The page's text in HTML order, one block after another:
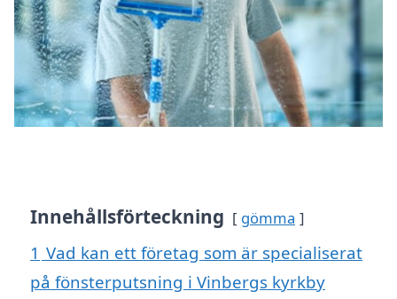
Innehållsförteckning gömma
1 Vad kan ett företag som är specialiserat
på fönsterputsning i Vinbergs kyrkby